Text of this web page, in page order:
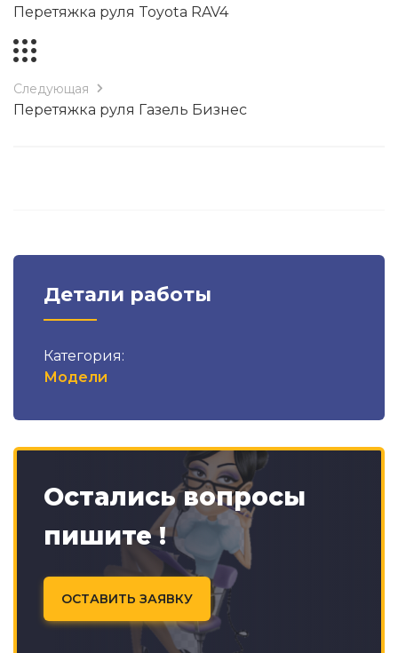
Перетяжка руля Toyota RAV4
Следующая
Перетяжка руля Газель Бизнес
Детали работы
Категория:
Модели
Остались вопросы
пишите !
ОСТАВИТЬ ЗАЯВКУ